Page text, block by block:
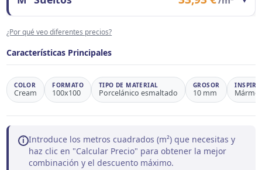
Observaciones
Ahorro 25,5%
Precio/m²
Observaciones
¿Por qué veo diferentes precios?
Características Principales
COLOR
Cream
FORMATO
100x100
TIPO DE MATERIAL
Porcelánico esmaltado
GROSOR
10 mm Mármol
i Introduce los metros cuadrados (m²) que necesitas y
haz clic en "Calcular Precio" para obtener la mejor
combinación y el descuento máximo.